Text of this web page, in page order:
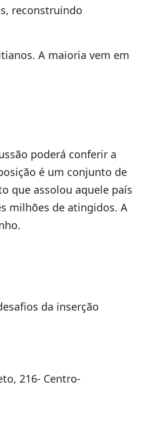
reconstruindo
A maioria vem em
poderá conferir a
é um conjunto de
que assolou aquele país
milhões de atingidos. A
da inserção
216- Centro-